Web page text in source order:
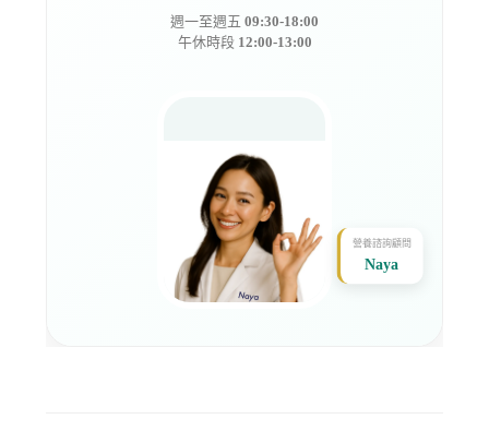
週一至週五 09:30-18:00
午休時段 12:00-13:00
營養諮詢顧問
Naya